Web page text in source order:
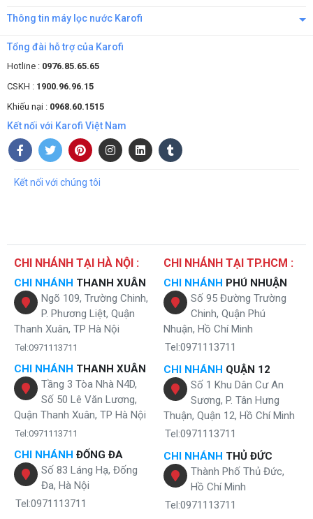
Quy trình vận hành đơn giản, không cần nhiều nhân công xử lý
vào nguồn nước
Đặc điểm nổi bật của màng siêu lọc UF liền vỏ inox lõi lọc bông cho
chung cư
Ứng dụng của màng Ultrafiltration
Màng siêu lọc (UF) là công nghệ lọc cung cấp một giải pháp hợp lý
nước rất cao sau khi lọc qua màng UF dùng cho việc sản xuất nước
khoáng, nước hoa quả, nước tăng lực. Màng UF tạo tạo nên một rào
cản chắc chắn các vi sinh vật, bào tử và loại bỏ màu, chất hữu cơ
(trong nguồn nước tự nhiên thường xuất hiện các chất tiết ra từ vỏ
cây, các chất mùn...), các chất rắn và huyền phù keo tụ trong nước.
Thông tin về lõi lọc bông PP 5 micron
Sử dụng trong: Lọc cặn nước và các chất lỏng khác.
Chứa lõi lọc nước, bảo vệ và nâng cao tuổi thọ của lõi lọc.
Thông tin máy lọc nước Karofi
Tổng đài hỗ trợ của Karofi
Hotline : 0976.85.65.65
CSKH : 1900.96.96.15
Khiếu nại : 0968.60.1515
Kết nối với Karofi Việt Nam
Kết nối với chúng tôi
CHI NHÁNH TẠI HÀ NỘI :
CHI NHÁNH THANH XUÂN
Ngõ 109, Trường Chinh,
P. Phương Liệt, Quận
Thanh Xuân, TP Hà Nội
Tel:0971113711
CHI NHÁNH THANH XUÂN
Tầng 3 Tòa Nhà N4D,
Số 50 Lê Văn Lương,
Quận Thanh Xuân, TP Hà Nội
Tel:0971113711
CHI NHÁNH ĐỐNG ĐA
Số 83 Láng Hạ, Đống
Đa, Hà Nội
Tel:0971113711
CHI NHÁNH TẠI TP.HCM :
CHI NHÁNH PHÚ NHUẬN
Số 95 Đường Trường
Chinh, Quận Phú
Nhuận, Hồ Chí Minh
Tel:0971113711
CHI NHÁNH QUẬN 12
Số 1 Khu Dân Cư An
Sương, P. Tân Hưng
Thuận, Quận 12, Hồ Chí Minh
Tel:0971113711
CHI NHÁNH THỦ ĐỨC
Thành Phố Thủ Đức,
Hồ Chí Minh
Tel:0971113711